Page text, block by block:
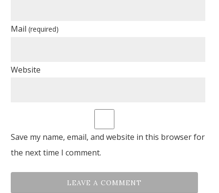
Mail(required)
Website
Save my name, email, and website in this browser for
the next time I comment.